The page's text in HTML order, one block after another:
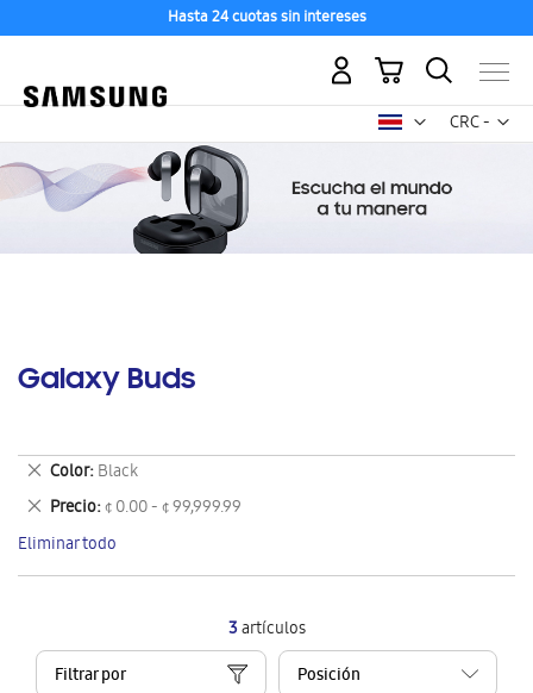
Hasta 24 cuotas sin intereses
CRC -
colón
Mi carrito
Galaxy Buds
3artículos
Filtrar por
Color Black
Eliminar
este
artículo
Precio ¢ 0.00 - ¢ 99,999.99
Eliminar
este
artículo
Eliminar todo